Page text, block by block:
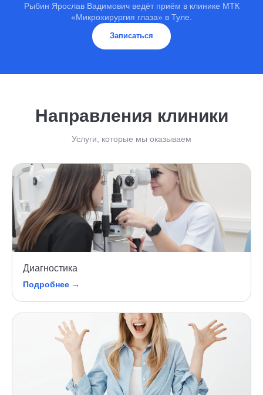
Рыбин Ярослав Вадимович ведёт приём в клинике МТК
«Микрохирургия глаза» в Туле.
Записаться
Направления клиники
Услуги, которые мы оказываем
Диагностика
Подробнее →